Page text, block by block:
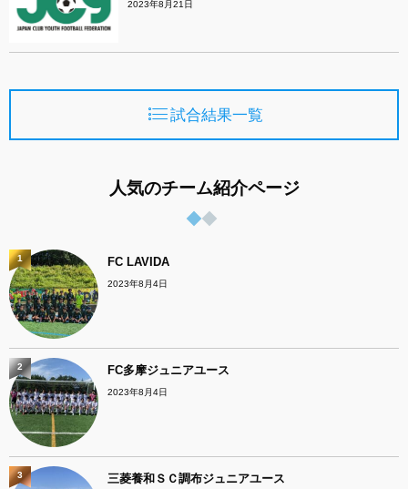
2023年8月21日
試合結果一覧
人気のチーム紹介ページ
FC LAVIDA
2023年8月4日
1
FC多摩ジュニアユース
2023年8月4日
2
三菱養和ＳＣ調布ジュニアユース
3